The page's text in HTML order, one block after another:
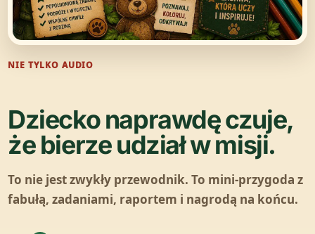
NIE TYLKO AUDIO
Dziecko naprawdę czuje,
że bierze udział w misji.
To nie jest zwykły przewodnik. To mini-przygoda z
fabułą, zadaniami, raportem i nagrodą na końcu.